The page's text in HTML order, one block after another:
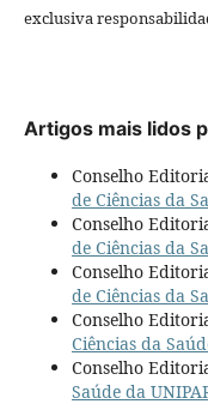
exclusiva
Artigos mais lidos
Conselho
de Ciências da
Conselho
de Ciências da
Conselho
de Ciências da
Conselho
Ciências da
Conselho
Saúde da